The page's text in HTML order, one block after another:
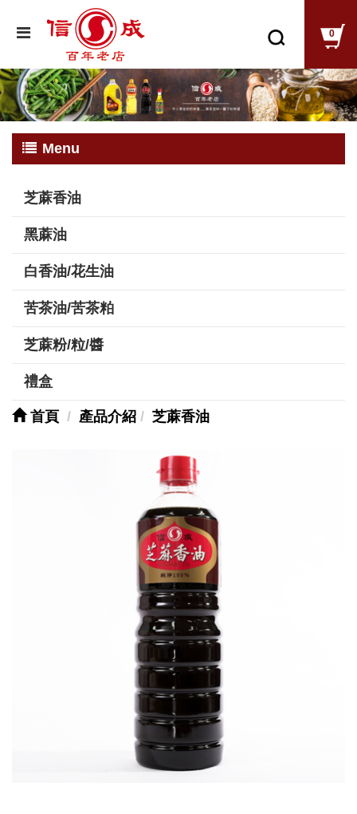
0
Menu
芝蔴香油
黑蔴油
白香油/花生油
苦茶油/苦茶粕
芝蔴粉/粒/醬
禮盒
首頁 產品介紹 芝蔴香油